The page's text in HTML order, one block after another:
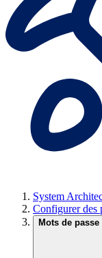
System
Configurer des
Mots de